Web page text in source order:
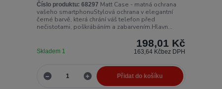
Číslo produktu: 68297 Matt Case - matná ochrana
vašeho smartphonuStylová ochrana v elegantní
černé barvě, která chrání váš telefon před
nečistotami, poškrábáním a zabarvením.Hlavn...
198,01 Kč
163,64 Kčbez DPH
Skladem 1
Přidat do košíku